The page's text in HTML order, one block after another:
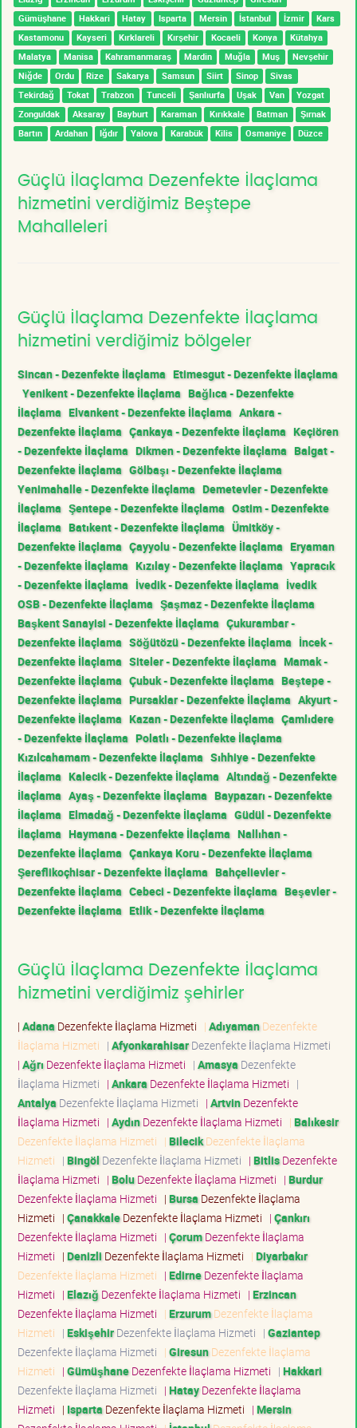
Gümüşhane
Hakkari Hatay Isparta Mersin İstanbul İzmir
Kars
Kastamonu
Kayseri Kırklareli Kırşehir Kocaeli Konya
Kütahya
Malatya
Manisa Kahramanmaraş Mardin Muğla Muş
Nevşehir
Niğde
Ordu Rize Sakarya Samsun Siirt Sinop
Sivas
Tekirdağ
Tokat Trabzon Tunceli Şanlıurfa Uşak Van
Yozgat
Zonguldak
Aksaray Bayburt Karaman Kırıkkale Batman
Şırnak
Bartın
Ardahan Iğdır Yalova Karabük Kilis Osmaniye Düzce
Güçlü İlaçlama Dezenfekte İlaçlama
hizmetini verdiğimiz Beştepe
Mahalleleri
Güçlü İlaçlama Dezenfekte İlaçlama
hizmetini verdiğimiz bölgeler
Sincan - Dezenfekte İlaçlama Etimesgut - Dezenfekte İlaçlama
Yenikent - Dezenfekte İlaçlama Bağlıca - Dezenfekte
İlaçlama Elvankent - Dezenfekte İlaçlama Ankara -
Dezenfekte İlaçlama Çankaya - Dezenfekte İlaçlama Keçiören
- Dezenfekte İlaçlama Dikmen - Dezenfekte İlaçlama Balgat -
Dezenfekte İlaçlama Gölbaşı - Dezenfekte İlaçlama
Yenimahalle - Dezenfekte İlaçlama Demetevler - Dezenfekte
İlaçlama Şentepe - Dezenfekte İlaçlama Ostim - Dezenfekte
İlaçlama Batıkent - Dezenfekte İlaçlama Ümitköy -
Dezenfekte İlaçlama Çayyolu - Dezenfekte İlaçlama Eryaman
- Dezenfekte İlaçlama Kızılay - Dezenfekte İlaçlama Yapracık
- Dezenfekte İlaçlama İvedik - Dezenfekte İlaçlama İvedik
OSB - Dezenfekte İlaçlama Şaşmaz - Dezenfekte İlaçlama
Başkent Sanayisi - Dezenfekte İlaçlama Çukurambar -
Dezenfekte İlaçlama Söğütözü - Dezenfekte İlaçlama İncek -
Dezenfekte İlaçlama Siteler - Dezenfekte İlaçlama Mamak -
Dezenfekte İlaçlama Çubuk - Dezenfekte İlaçlama Beştepe -
Dezenfekte İlaçlama Pursaklar - Dezenfekte İlaçlama Akyurt -
Dezenfekte İlaçlama Kazan - Dezenfekte İlaçlama Çamlıdere
- Dezenfekte İlaçlama Polatlı - Dezenfekte İlaçlama
Kızılcahamam - Dezenfekte İlaçlama Sıhhiye - Dezenfekte
İlaçlama Kalecik - Dezenfekte İlaçlama Altındağ - Dezenfekte
İlaçlama Ayaş - Dezenfekte İlaçlama Baypazarı - Dezenfekte
İlaçlama Elmadağ - Dezenfekte İlaçlama Güdül - Dezenfekte
İlaçlama Haymana - Dezenfekte İlaçlama Nallıhan -
Dezenfekte İlaçlama Çankaya Koru - Dezenfekte İlaçlama
Şereflikoçhisar - Dezenfekte İlaçlama Bahçelievler -
Dezenfekte İlaçlama Cebeci - Dezenfekte İlaçlama Beşevler -
Dezenfekte İlaçlama Etlik - Dezenfekte İlaçlama
Güçlü İlaçlama Dezenfekte İlaçlama
hizmetini verdiğimiz şehirler
| Adana Dezenfekte İlaçlama Hizmeti | AdıyamanDezenfekte
İlaçlama Hizmeti | AfyonkarahisarDezenfekte İlaçlama Hizmeti
| Ağrı Dezenfekte İlaçlama Hizmeti | Amasya Dezenfekte
İlaçlama Hizmeti | Ankara Dezenfekte İlaçlama Hizmeti |
Antalya Dezenfekte İlaçlama Hizmeti | ArtvinDezenfekte
İlaçlama Hizmeti | AydınDezenfekte İlaçlama Hizmeti | Balıkesir
Dezenfekte İlaçlama Hizmeti | BilecikDezenfekte İlaçlama
Hizmeti | Bingöl Dezenfekte İlaçlama Hizmeti | BitlisDezenfekte
İlaçlama Hizmeti | BoluDezenfekte İlaçlama Hizmeti | Burdur
Dezenfekte İlaçlama Hizmeti | Bursa Dezenfekte İlaçlama
Hizmeti | ÇanakkaleDezenfekte İlaçlama Hizmeti | Çankırı
Dezenfekte İlaçlama Hizmeti | ÇorumDezenfekte İlaçlama
Hizmeti | Denizli Dezenfekte İlaçlama Hizmeti | Diyarbakır
Dezenfekte İlaçlama Hizmeti | EdirneDezenfekte İlaçlama
Hizmeti | Elazığ Dezenfekte İlaçlama Hizmeti | Erzincan
Dezenfekte İlaçlama Hizmeti | ErzurumDezenfekte İlaçlama
Hizmeti | EskişehirDezenfekte İlaçlama Hizmeti | Gaziantep
Dezenfekte İlaçlama Hizmeti | GiresunDezenfekte İlaçlama
Hizmeti | GümüşhaneDezenfekte İlaçlama Hizmeti | Hakkari
Dezenfekte İlaçlama Hizmeti | HatayDezenfekte İlaçlama
Hizmeti | Isparta Dezenfekte İlaçlama Hizmeti | Mersin